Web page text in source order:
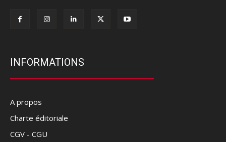
INFORMATIONS
A propos
Charte éditoriale
CGV - CGU